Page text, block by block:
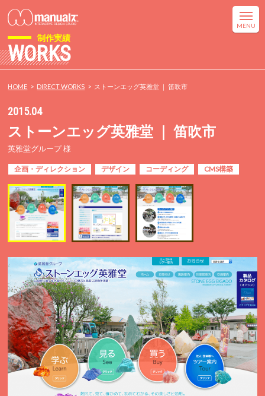
制作実績
WORKS
HOME DIRECT WORKS ストーンエッグ英雅堂 ｜ 笛吹市
2015.04
ストーンエッグ英雅堂 ｜ 笛吹市
英雅堂グループ 様
企画・ディレクション デザイン コーディング CMS構築